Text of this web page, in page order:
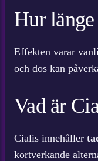
Hur
Effekten varar
och dos kan
Vad är
Cialis innehåller
kortverkande